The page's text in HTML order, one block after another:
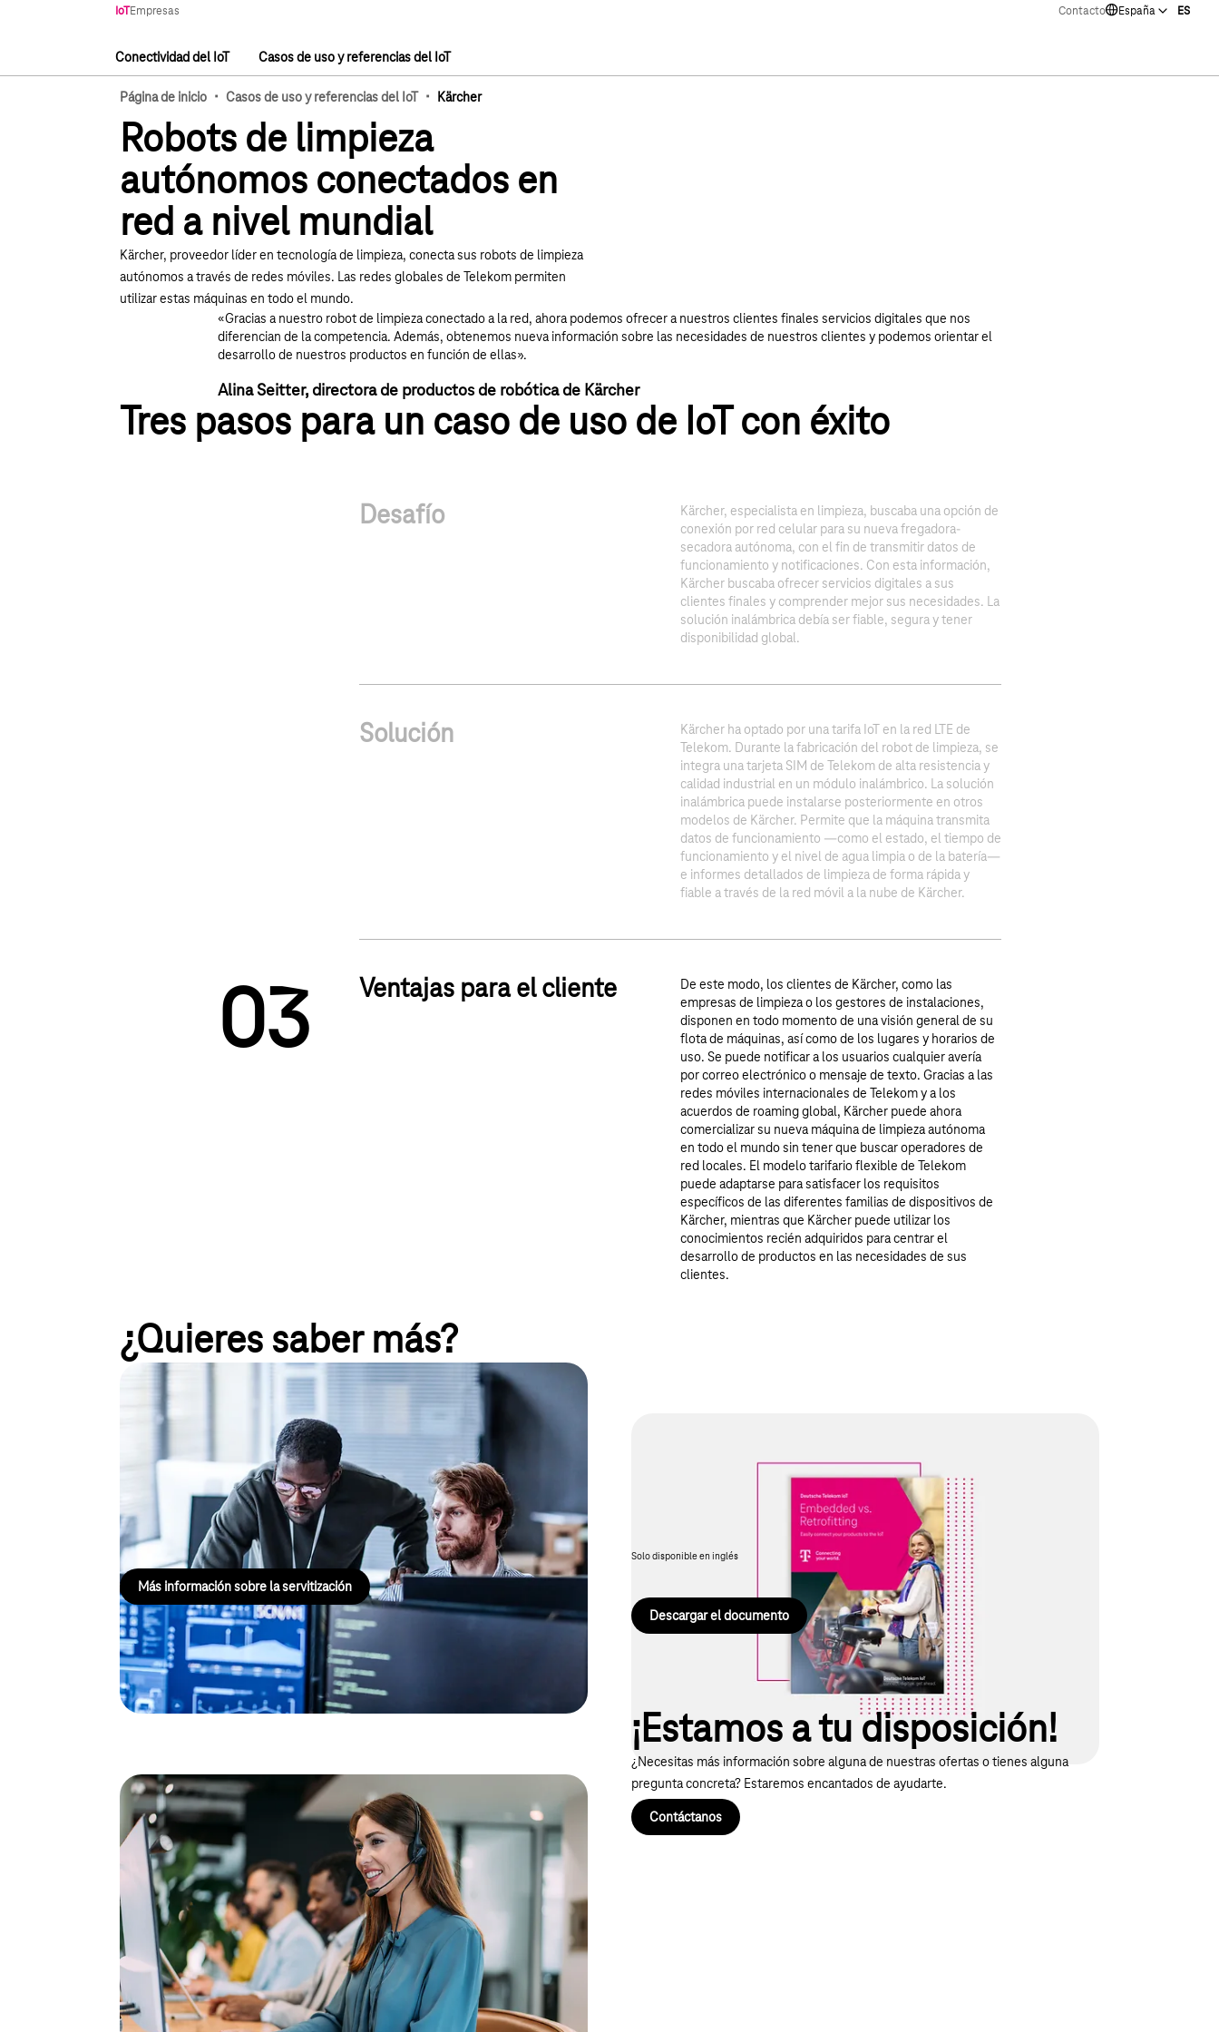
IoTEmpresas
Navegación principal
Conectividad del IoT Casos de uso y referencias del IoT
Contacto España ES
Página de inicio · Casos de uso y referencias del IoT · Kärcher
Robots de limpieza
autónomos conectados en
red a nivel mundial
Kärcher, proveedor líder en tecnología de limpieza, conecta sus robots de limpieza
autónomos a través de redes móviles. Las redes globales de Telekom permiten
utilizar estas máquinas en todo el mundo.
«Gracias a nuestro robot de limpieza conectado a la red, ahora podemos ofrecer a nuestros clientes finales servicios digitales que nos
diferencian de la competencia. Además, obtenemos nueva información sobre las necesidades de nuestros clientes y podemos orientar el
desarrollo de nuestros productos en función de ellas».
Alina Seitter, directora de productos de robótica de Kärcher
Tres pasos para un caso de uso de IoT con éxito
03
Desafío
Kärcher, especialista en limpieza, buscaba una opción de
conexión por red celular para su nueva fregadora-
secadora autónoma, con el fin de transmitir datos de
funcionamiento y notificaciones. Con esta información,
Kärcher buscaba ofrecer servicios digitales a sus
clientes finales y comprender mejor sus necesidades. La
solución inalámbrica debía ser fiable, segura y tener
disponibilidad global.
Solución
Kärcher ha optado por una tarifa IoT en la red LTE de
Telekom. Durante la fabricación del robot de limpieza, se
integra una tarjeta SIM de Telekom de alta resistencia y
calidad industrial en un módulo inalámbrico. La solución
inalámbrica puede instalarse posteriormente en otros
modelos de Kärcher. Permite que la máquina transmita
datos de funcionamiento —como el estado, el tiempo de
funcionamiento y el nivel de agua limpia o de la batería—
e informes detallados de limpieza de forma rápida y
fiable a través de la red móvil a la nube de Kärcher.
Ventajas para el cliente
De este modo, los clientes de Kärcher, como las
empresas de limpieza o los gestores de instalaciones,
disponen en todo momento de una visión general de su
flota de máquinas, así como de los lugares y horarios de
uso. Se puede notificar a los usuarios cualquier avería
por correo electrónico o mensaje de texto. Gracias a las
redes móviles internacionales de Telekom y a los
acuerdos de roaming global, Kärcher puede ahora
comercializar su nueva máquina de limpieza autónoma
en todo el mundo sin tener que buscar operadores de
red locales. El modelo tarifario flexible de Telekom
puede adaptarse para satisfacer los requisitos
específicos de las diferentes familias de dispositivos de
Kärcher, mientras que Kärcher puede utilizar los
conocimientos recién adquiridos para centrar el
desarrollo de productos en las necesidades de sus
clientes.
¿Quieres saber más?
Servitización
Los productos inteligentes y conectados proporcionan información sobre las
necesidades de los clientes, permiten ofrecer servicios innovadores y abren
nuevas fuentes de ingresos. Esto permite no solo ofrecer servicios
personalizados, sino también adaptar el desarrollo de productos y las estrategias
de marketing a las necesidades concretas de los clientes.
Más información sobre la servitización
Productos inteligentes conectados
Construyendo el futuro con ecosistemas digitales: nuestro documento muestra
cómo crear nuevos modelos de ingresos y asegurarse una ventaja competitiva
decisiva mediante productos conectados y servicios de inteligencia artificial.
Solo disponible en inglés
Descargar el documento
¡Estamos a tu disposición!
¿Necesitas más información sobre alguna de nuestras ofertas o tienes alguna
pregunta concreta? Estaremos encantados de ayudarte.
Contáctanos